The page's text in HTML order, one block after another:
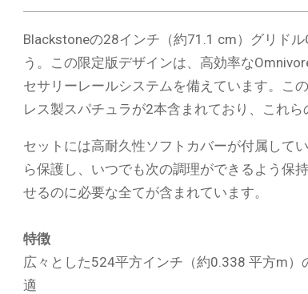
Blackstoneの28インチ（約71.1 cm）グリド
う。この限定版デザインは、高効率な
セサリーレールシステムを備えています。こ
レス製スパチュラが2本含まれており、これ
セットには高耐久性ソフトカバーが付属して
ら保護し、いつでも次の調理ができるよう保
せるのに必要な全てが含まれています。
特徴
広々とした524平方インチ（約0.338 平方m
適